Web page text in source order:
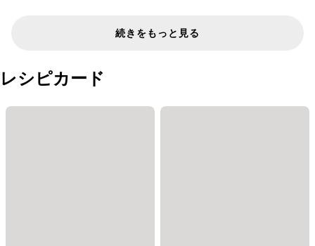
続きをもっと見る
レシピカード